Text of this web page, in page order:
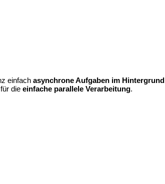
einfachasynchrone Aufgaben im Hintergrund
die einfache parallele Verarbeitung.